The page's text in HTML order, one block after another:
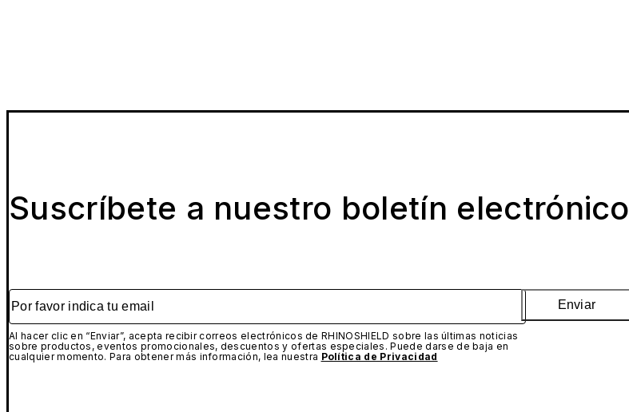
Suscríbete a nuestro boletín electrónico
Por favor indica tu email
Al hacer clic en “Enviar”, acepta recibir correos electrónicos de RHINOSHIELD sobre las últimas noticias
sobre productos, eventos promocionales, descuentos y ofertas especiales. Puede darse de baja en
cualquier momento. Para obtener más información, lea nuestra Política de Privacidad
Enviar